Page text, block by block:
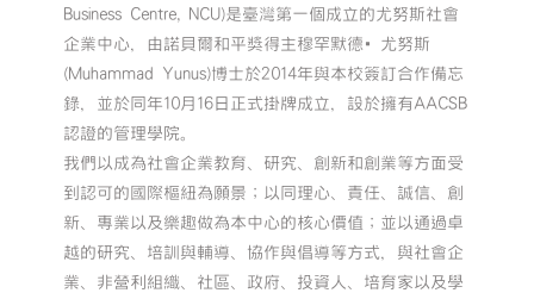
Business Centre, NCU)是臺灣第一個成立的尤努斯社會
企業中心，由諾貝爾和平獎得主穆罕默德•尤努斯
(Muhammad Yunus)博士於2014年與本校簽訂合作備忘
錄，並於同年10月16日正式掛牌成立，設於擁有AACSB
認證的管理學院。
我們以成為社會企業教育、研究、創新和創業等方面受
到認可的國際樞紐為願景；以同理心、責任、誠信、創
新、專業以及樂趣做為本中心的核心價值；並以通過卓
越的研究、培訓與輔導、協作與倡導等方式，與社會企
業、非營利組織、社區、政府、投資人、培育家以及學